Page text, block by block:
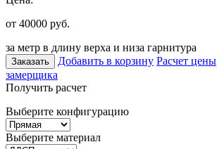
от 40000 руб.
за метр в длину верха и низа гарнитура
Заказать Добавить в корзину Расчет цены
замерщика
Получить расчет
Выберите конфигурацию
Выберите материал